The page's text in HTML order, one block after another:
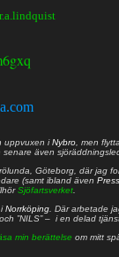
uppvuxen iNybro , men
senare även
Göteborg, där jag
(samt ibland även
Sjöfartsverket
iNorrköping . Där arbetade
”NILS” – i en delad
min berättelse om mitt